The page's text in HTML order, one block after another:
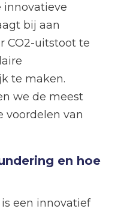
innovatieve
bij aan
CO2-uitstoot te
te maken.
we de meest
voordelen van
en hoe
is een innovatief